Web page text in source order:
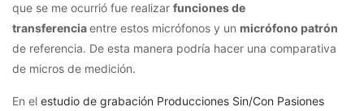
que se me ocurrió fue realizar funciones de
transferenciaentre estos micrófonos y un micrófono patrón
de referencia. De esta manera podría hacer una comparativa
de micros de medición.
En el estudio de grabación Producciones Sin/Con Pasiones